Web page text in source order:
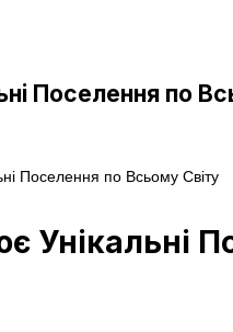
Поселення по
Поселення по Всьому Світу
Унікальні